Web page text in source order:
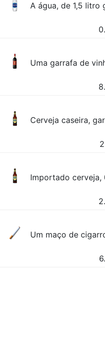
A água, de 1,5 litro
Uma garrafa de
Cerveja caseira,
Importado
Um maço de